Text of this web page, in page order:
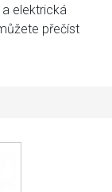
elektrická
přečíst